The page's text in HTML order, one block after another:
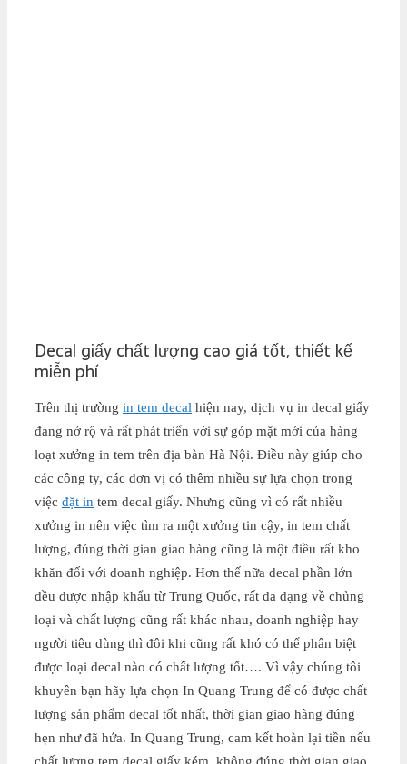
Decal giấy chất lượng cao giá tốt, thiết kế
miễn phí
Trên thị trường in tem decal hiện nay, dịch vụ in decal giấy
đang nở rộ và rất phát triển với sự góp mặt mới của hàng
loạt xưởng in tem trên địa bàn Hà Nội. Điều này giúp cho
các công ty, các đơn vị có thêm nhiều sự lựa chọn trong
việc đặt in tem decal giấy. Nhưng cũng vì có rất nhiều
xưởng in nên việc tìm ra một xưởng tin cậy, in tem chất
lượng, đúng thời gian giao hàng cũng là một điều rất kho
khăn đối với doanh nghiệp. Hơn thế nữa decal phần lớn
đều được nhập khẩu từ Trung Quốc, rất đa dạng về chủng
loại và chất lượng cũng rất khác nhau, doanh nghiệp hay
người tiêu dùng thì đôi khi cũng rất khó có thể phân biệt
được loại decal nào có chất lượng tốt…. Vì vậy chúng tôi
khuyên bạn hãy lựa chọn In Quang Trung để có được chất
lượng sản phẩm decal tốt nhất, thời gian giao hàng đúng
hẹn như đã hứa. In Quang Trung, cam kết hoàn lại tiền nếu
chất lượng tem decal giấy kém, không đúng thời gian giao